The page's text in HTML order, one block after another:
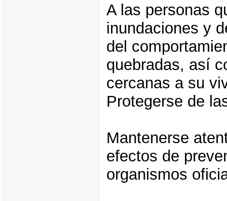
A las personas
inundaciones y
del
quebradas, así
cercanas a su
Protegerse de
Mantenerse
efectos de
organismos